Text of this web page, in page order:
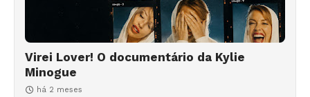
Virei Lover! O documentário da Kylie
Minogue
há 2 meses